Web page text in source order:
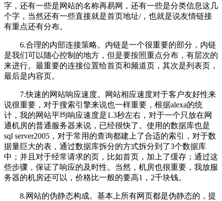
字，还有一些是网站的名称再易网，还有一些是分类信息这几
个字，当然还有一些直接就是首页地址/，也就是说友情链接
有重点还有分布。
6.合理的内部连接策略。内链是一个很重要的部分，内链
是我们可以随心控制的地方，但是要按照重点分布，有层次的
来进行。最重要的连接位置给首页和频道页，其次是列表页，
最后是内容页。
7.快速的网站响应速度。网站相应速度对于客户友好性来
说很重要，对于搜索引擎来说也一样重要，根据alexa的统
计，我的网站平均响应速度是1.3秒左右，对于一个只放在网
通机房的普通服务器来说，已经很快了。使用的数据库也是
sql server2005，对于常用的查询都建上了合适的索引，对于数
据量巨大的表，通过数据库拆分的方式拆分到了3个数据库
中；并且对于经常请求的页，比如首页，加上了缓存；通过这
些步骤，保证了响应的及时性。当然，机房也很重要，我放服
务器的机房还可以，价格比一般的要高1，2千块钱。
8.网站的伪静态构成。基本上所有网页都是伪静态的，提